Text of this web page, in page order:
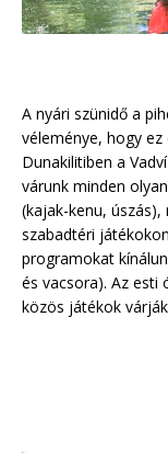
A nyári szünidő a
véleménye, hogy
Dunakilitiben a
várunk minden
(kajak-kenu,
szabadtéri
programokat
és vacsora). Az esti
közös játékok